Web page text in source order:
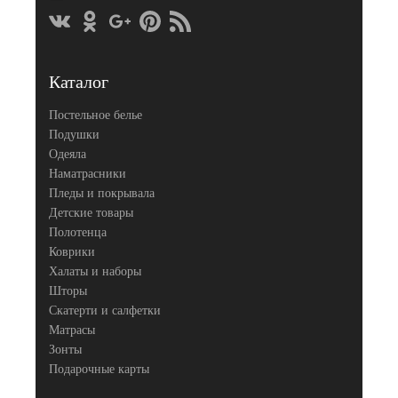
простыни
240х260
50х70
Каталог
Постельное белье
Подушки
Одеяла
Наматрасники
Пледы и покрывала
Детские товары
Полотенца
Коврики
Халаты и наборы
Шторы
Скатерти и салфетки
Матрасы
Зонты
Подарочные карты